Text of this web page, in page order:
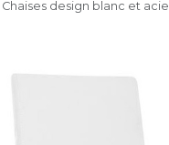
Chaises design blanc et